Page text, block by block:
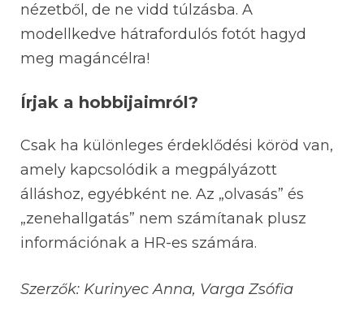
nézetből, de ne vidd túlzásba. A
modellkedve hátrafordulós fotót hagyd
meg magáncélra!
Írjak a hobbijaimról?
Csak ha különleges érdeklődési köröd van,
amely kapcsolódik a megpályázott
álláshoz, egyébként ne. Az „olvasás” és
„zenehallgatás” nem számítanak plusz
információnak a HR-es számára.
Szerzők: Kurinyec Anna, Varga Zsófia